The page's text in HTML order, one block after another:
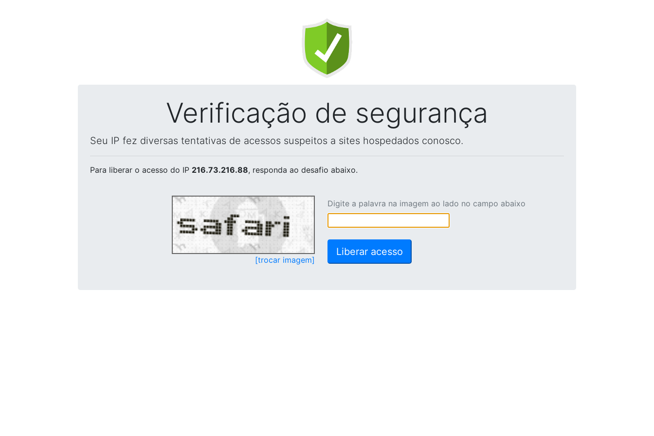
Verificação de segurança
Seu IP fez diversas tentativas de acessos suspeitos a sites hospedados conosco.
Para liberar o acesso do IP 216.73.216.88, responda ao desafio abaixo.
[trocar imagem]
Digite a palavra na imagem ao lado no campo abaixo